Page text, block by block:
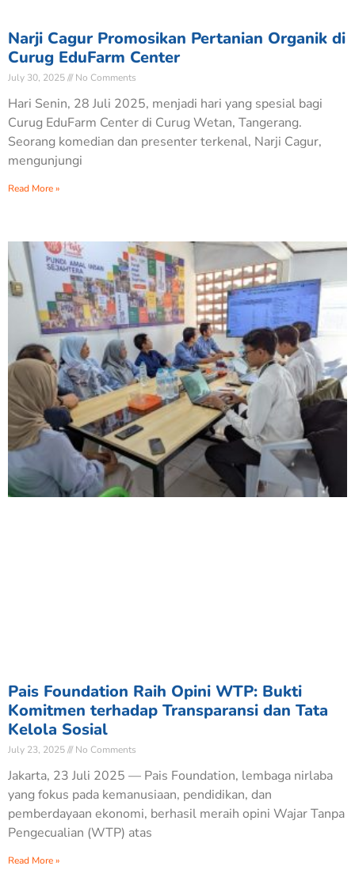
Narji Cagur Promosikan Pertanian Organik di
Curug EduFarm Center
July 30, 2025 No Comments
Hari Senin, 28 Juli 2025, menjadi hari yang spesial bagi
Curug EduFarm Center di Curug Wetan, Tangerang.
Seorang komedian dan presenter terkenal, Narji Cagur,
mengunjungi
Read More »
Pais Foundation Raih Opini WTP: Bukti
Komitmen terhadap Transparansi dan Tata
Kelola Sosial
July 23, 2025 No Comments
Jakarta, 23 Juli 2025 — Pais Foundation, lembaga nirlaba
yang fokus pada kemanusiaan, pendidikan, dan
pemberdayaan ekonomi, berhasil meraih opini Wajar Tanpa
Pengecualian (WTP) atas
Read More »